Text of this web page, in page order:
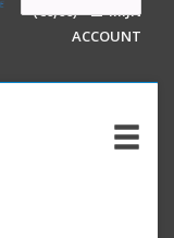
AUDDeutsch
English
(€0,00)
MIJN
ACCOUNT